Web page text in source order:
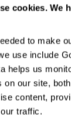
cookies. We
to make
use include
helps us
on our site,
content,
traffic.
8
8
para
aquecimento